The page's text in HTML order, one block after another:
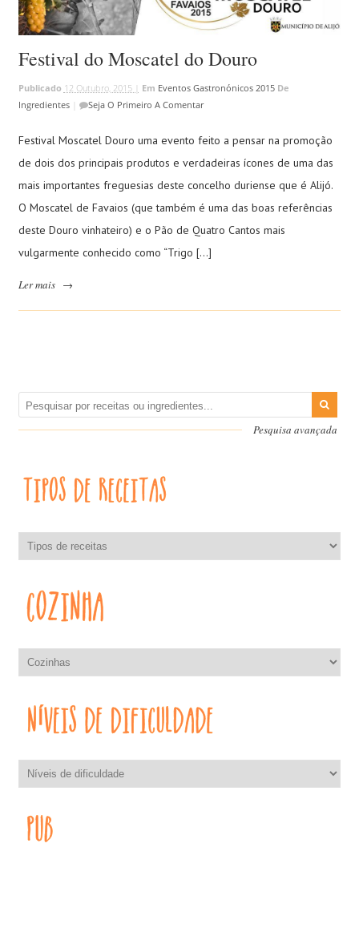
Festival do Moscatel do Douro
Publicado 12 Outubro, 2015 | Em Eventos Gastronónicos 2015 De
Ingredientes| Seja O Primeiro A Comentar
Festival Moscatel Douro uma evento feito a pensar na promoção
de dois dos principais produtos e verdadeiras ícones de uma das
mais importantes freguesias deste concelho duriense que é Alijó.
O Moscatel de Favaios (que também é uma das boas referências
deste Douro vinhateiro) e o Pão de Quatro Cantos mais
vulgarmente conhecido como “Trigo […]
Ler mais →
Pesquisa avançada